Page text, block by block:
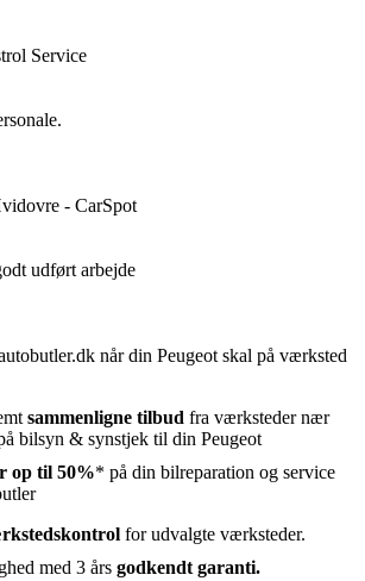
Service
- CarSpot
udført arbejde
når din Peugeot skal på værksted
sammenligne tilbud fra værksteder nær
bilsyn & synstjek til din Peugeot
op til 50%* på din bilreparation og service
for udvalgte værksteder.
med 3 års godkendt garanti.